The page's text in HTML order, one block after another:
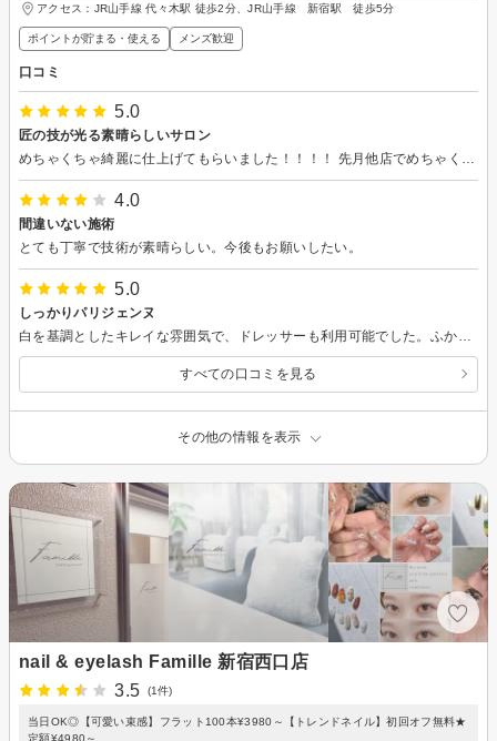
アクセス：JR山手線 代々木駅 徒歩2分、JR山手線 新宿駅 徒歩5分
ポイントが貯まる・使える メンズ歓迎
口コミ
5.0
匠の技が光る素晴らしいサロン
4.0
間違いない施術
とても丁寧で技術が素晴らしい。今後もお願いしたい。
5.0
しっかりパリジェンヌ
すべての口コミを見る
その他の情報を表示
nail & eyelash Famille 新宿西口店
3.5
(1件)
当日OK◎【可愛い束感】フラット100本¥3980～【トレンドネイル】初回オフ無料★
定額¥4980～